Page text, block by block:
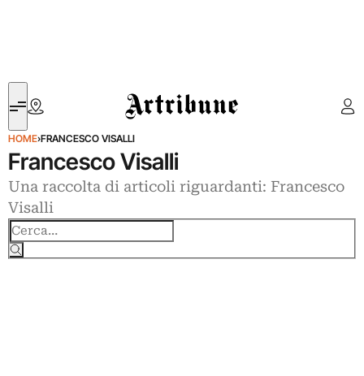
Artribune
HOME›FRANCESCO VISALLI
Francesco Visalli
Una raccolta di articoli riguardanti: Francesco
Visalli